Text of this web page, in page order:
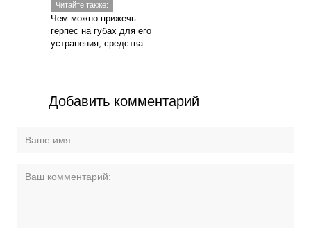
Читайте также:
Чем можно прижечь
герпес на губах для его
устранения, средства
Добавить комментарий